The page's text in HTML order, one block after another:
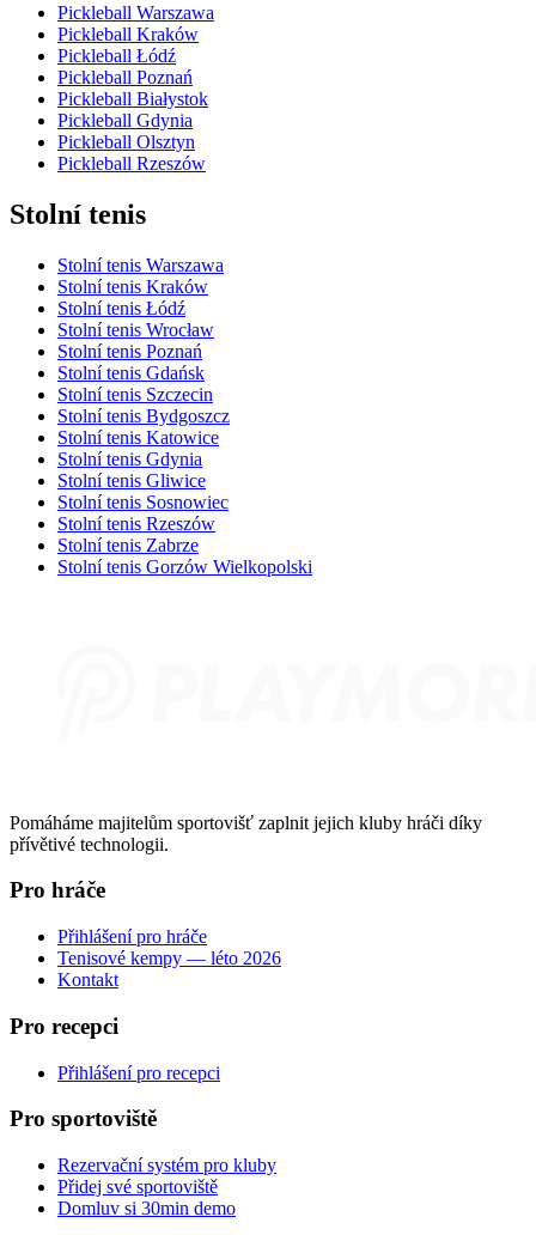
Pickleball Warszawa
Pickleball Kraków
Pickleball Łódź
Pickleball Poznań
Pickleball Białystok
Pickleball Gdynia
Pickleball Olsztyn
Pickleball Rzeszów
Stolní tenis
Stolní tenis Warszawa
Stolní tenis Kraków
Stolní tenis Łódź
Stolní tenis Wrocław
Stolní tenis Poznań
Stolní tenis Gdańsk
Stolní tenis Szczecin
Stolní tenis Bydgoszcz
Stolní tenis Katowice
Stolní tenis Gdynia
Stolní tenis Gliwice
Stolní tenis Sosnowiec
Stolní tenis Rzeszów
Stolní tenis Zabrze
Stolní tenis Gorzów Wielkopolski
Pomáháme majitelům sportovišť zaplnit jejich kluby hráči díky
přívětivé technologii.
Pro hráče
Přihlášení pro hráče
Tenisové kempy — léto 2026
Kontakt
Pro recepci
Přihlášení pro recepci
Pro sportoviště
Rezervační systém pro kluby
Přidej své sportoviště
Domluv si 30min demo